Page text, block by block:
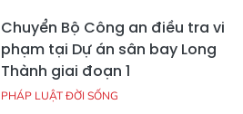
Chuyển Bộ Công an điều tra vi
phạm tại Dự án sân bay Long
Thành giai đoạn 1
PHÁP LUẬT ĐỜI SỐNG